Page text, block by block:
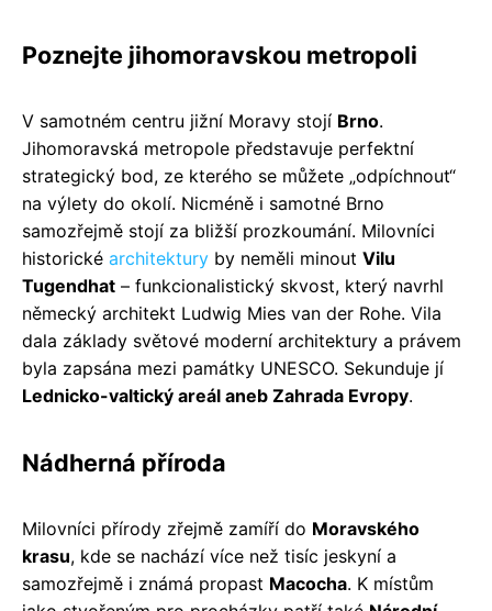
Poznejte jihomoravskou metropoli
V samotném centru jižní Moravy stojí Brno.
Jihomoravská metropole představuje perfektní
strategický bod, ze kterého se můžete „odpíchnout“
na výlety do okolí. Nicméně i samotné Brno
samozřejmě stojí za bližší prozkoumání. Milovníci
historické architektury by neměli minout Vilu
Tugendhat – funkcionalistický skvost, který navrhl
německý architekt Ludwig Mies van der Rohe. Vila
dala základy světové moderní architektury a právem
byla zapsána mezi památky UNESCO. Sekunduje jí
Lednicko-valtický areál aneb Zahrada Evropy.
Nádherná příroda
Milovníci přírody zřejmě zamíří do Moravského
krasu, kde se nachází více než tisíc jeskyní a
samozřejmě i známá propast Macocha. K místům